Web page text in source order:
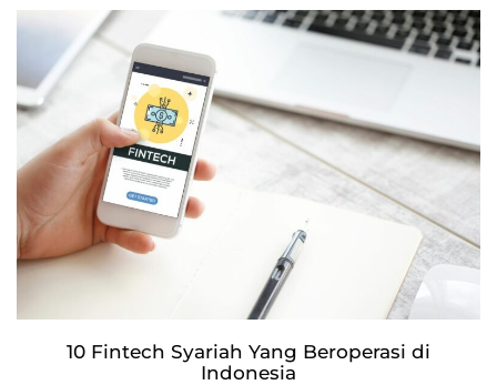
10 Fintech Syariah Yang Beroperasi di
Indonesia